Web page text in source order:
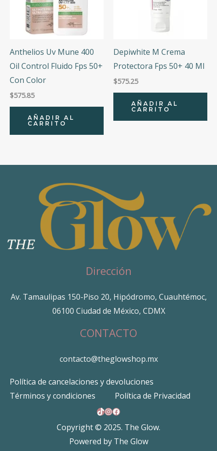
Anthelios Uv Mune 400
Oil Control Fluido Fps 50+
Con Color
$575.85
AÑADIR AL
CARRITO
Depiwhite M Crema
Protectora Fps 50+ 40 Ml
$575.25
AÑADIR AL
CARRITO
Dirección
Av. Tamaulipas 150-Piso 20, Hipódromo, Cuauhtémoc,
06100 Ciudad de México, CDMX
CONTACTO
contacto@theglowshop.mx
Política de cancelaciones y devoluciones
Términos y condiciones
Política de Privacidad
TikTok
Instagram
Facebook
Copyright © 2025. The Glow.
Powered by The Glow